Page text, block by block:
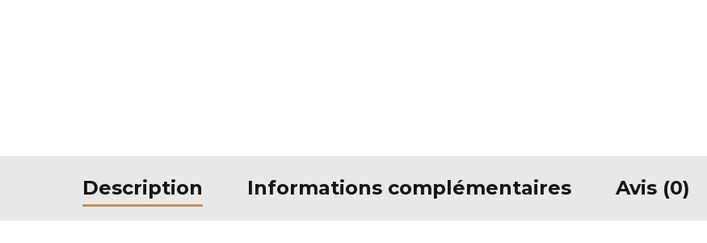
Description Informations complémentaires Avis (0)